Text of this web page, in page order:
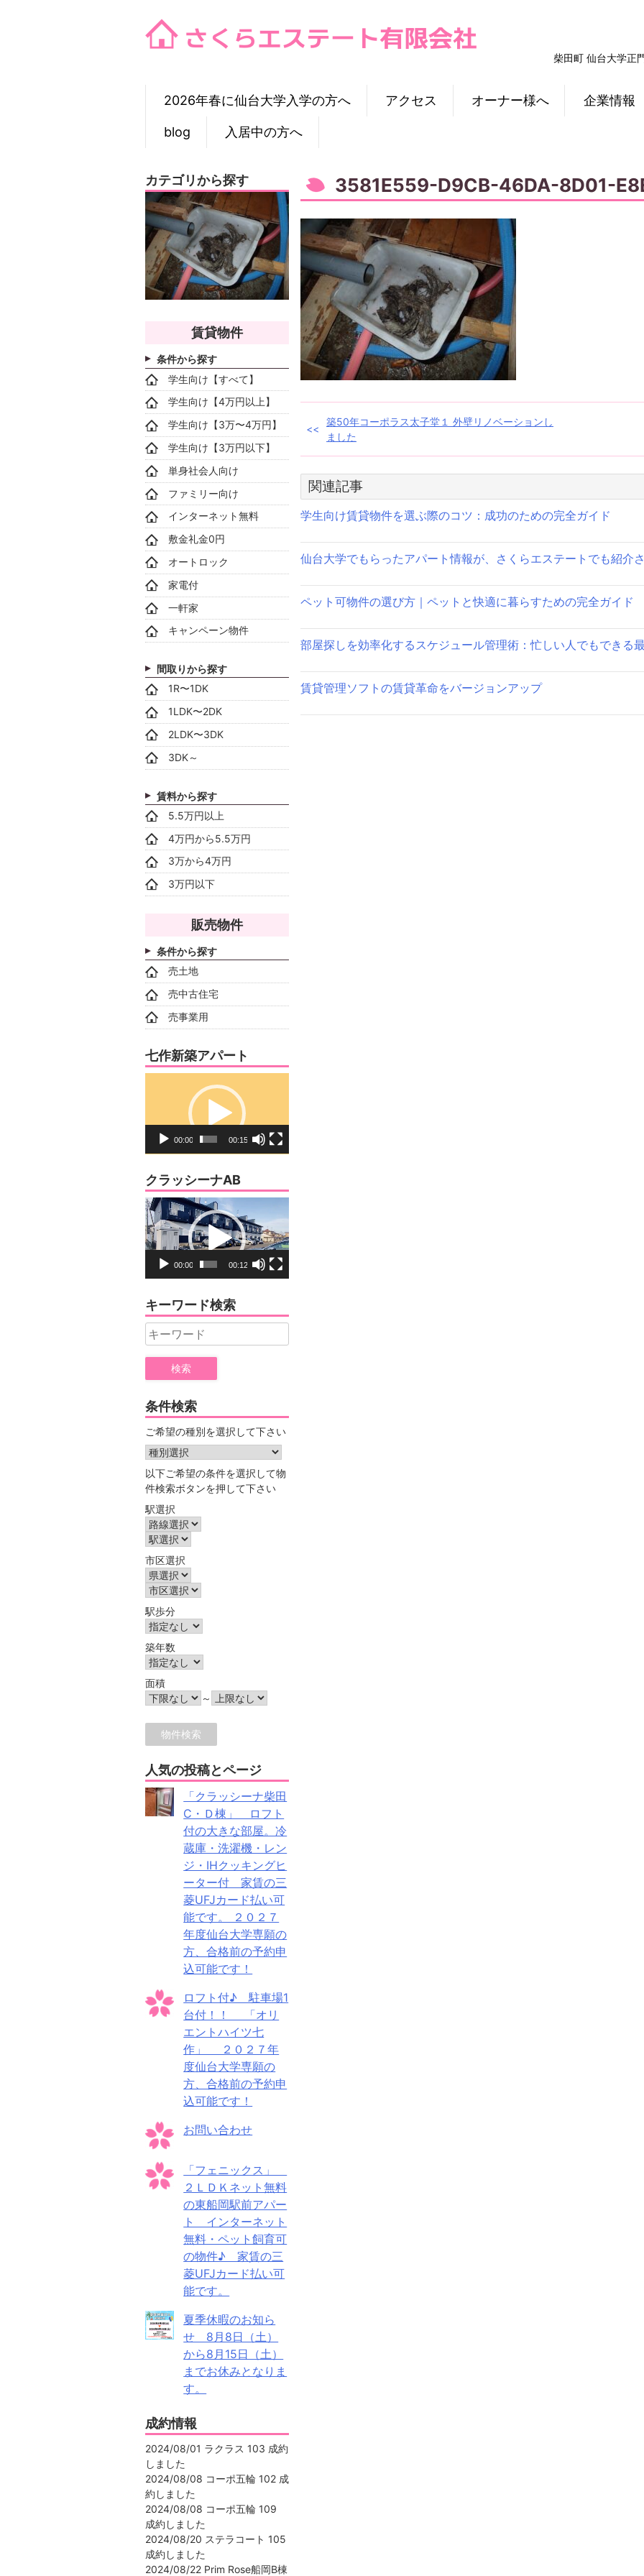
柴田町 仙台大学正
2026年春に仙台大学入学の方へ アクセス オーナー様へ 企業情報
blog 入居中の方へ
3581E559-D9CB-46DA-8D01-
投
稿
ナ
ビ
ー
シ
ョ
ン
築50年コーポラス太子堂１ 外壁リノベーションし
ました
関連記事
学生向け賃貸物件を選ぶ際のコツ：成功のための完全ガイド
仙台大学でもらったアパート情報が、さくらエステートでも紹介
ペット可物件の選び方｜ペットと快適に暮らすための完全ガイド
部屋探しを効率化するスケジュール管理術：忙しい人でもできる
賃貸管理ソフトの賃貸革命をバージョンアップ
カテゴリから探す
賃貸物件
条件から探す
学生向け【すべて】
学生向け【4万円以上】
学生向け【3万〜4万円】
学生向け【3万円以下】
単身社会人向け
ファミリー向け
インターネット無料
敷金礼金0円
オートロック
家電付
一軒家
キャンペーン物件
間取りから探す
1R〜1DK
1LDK〜2DK
2LDK〜3DK
3DK～
賃料から探す
5.5万円以上
4万円から5.5万円
3万から4万円
3万円以下
販売物件
条件から探す
売土地
売中古住宅
売事業用
七作新築アパート
ー
00:00 00:15
クラッシーナAB
動
画
プ
ー
00:00 00:12
キーワード検索
Search
for:
条件検索
ご希望の種別を選択して下さい
以下ご希望の条件を選択して物
件検索ボタンを押して下さい
駅選択
市区選択
駅歩分
築年数
面積
～
人気の投稿とページ
「クラッシーナ柴田
C・Ｄ棟」 ロフト
付の大きな部屋。冷
蔵庫・洗濯機・レン
ジ・IHクッキングヒ
ーター付 家賃の三
菱UFJカード払い可
能です。 ２０２７
年度仙台大学専願の
方、合格前の予約申
込可能です！
ロフト付♪ 駐車場1
台付！！ 「オリ
エントハイツ七
作」 ２０２７年
度仙台大学専願の
方、合格前の予約申
込可能です！
お問い合わせ
「フェニックス」
２ＬＤＫネット無料
の東船岡駅前アパー
ト インターネット
無料・ペット飼育可
の物件♪ 家賃の三
菱UFJカード払い可
能です。
夏季休暇のお知ら
せ 8月8日（土）
から8月15日（土）
までお休みとなりま
す。
成約情報
2024/08/01 ラクラス 103 成約
しました
2024/08/08 コーポ五輪 102 成
約しました
2024/08/08 コーポ五輪 109
成約しました
2024/08/20 ステラコート 105
成約しました
2024/08/22 Prim Rose船岡B棟